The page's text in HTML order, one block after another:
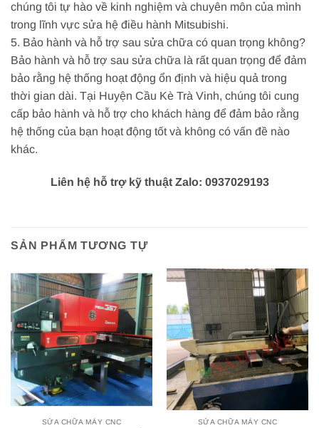
chúng tôi tự hào về kinh nghiệm và chuyên môn của mình
trong lĩnh vực sửa hệ điều hành Mitsubishi.
5. Bảo hành và hỗ trợ sau sửa chữa có quan trọng không?
Bảo hành và hỗ trợ sau sửa chữa là rất quan trọng để đảm
bảo rằng hệ thống hoạt động ổn định và hiệu quả trong
thời gian dài. Tại Huyện Cầu Kè Trà Vinh, chúng tôi cung
cấp bảo hành và hỗ trợ cho khách hàng để đảm bảo rằng
hệ thống của bạn hoạt động tốt và không có vấn đề nào
khác.
Liên hệ hỗ trợ kỹ thuật Zalo: 0937029193
SẢN PHẨM TƯƠNG TỰ
SỬA CHỮA MÁY CNC SỬA CHỮA MÁY CNC